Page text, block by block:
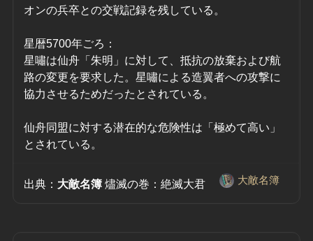
オンの兵卒との交戦記録を残している。
星暦5700年ごろ：
星嘯は仙舟「朱明」に対して、抵抗の放棄および航
路の変更を要求した。星嘯による造翼者への攻撃に
協力させるためだったとされている。
仙舟同盟に対する潜在的な危険性は「極めて高い」
とされている。
出典： 大敵名簿 燼滅の巻：絶滅大君 大敵名簿